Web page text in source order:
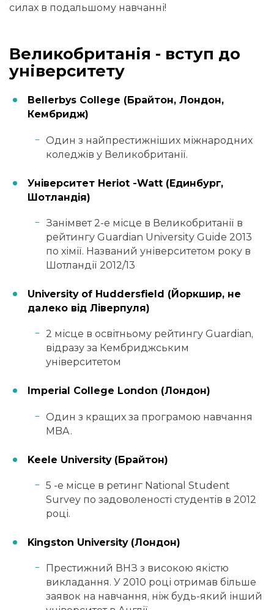
силах в подальшому навчанні!
Великобританія - вступ до
університету
Bellerbys College (Брайтон, Лондон,
Кембридж)
Один з найпрестижніших міжнародних
коледжів у Великобританії.
Університет Heriot -Watt (Единбург,
Шотландія)
Занімвет 2-е місце в Великобританії в
рейтингу Guardian University Guide 2013
по хімії. Названий університетом року в
Шотландії 2012/13
University of Huddersfield (Йоркшир, не
далеко від Ліверпуля)
2 місце в освітньому рейтингу Guardian,
відразу за Кембриджським
університетом
Imperial College London (Лондон)
Один з кращих за програмою навчання
MBA.
Keele University (Брайтон)
5 -е місце в ретинг National Student
Survey по задоволеності студентів в 2012
році.
Kingston University (Лондон)
Престижний ВНЗ з високою якістю
викладання. У 2010 році отримав більше
заявок на навчання, ніж будь-який інший